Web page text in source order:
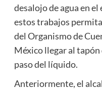
desalojo de agua en el
estos trabajos
del Organismo de
México llegar al
paso del líquido.
Anteriormente, el